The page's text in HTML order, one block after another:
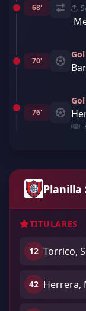
68'
70'
Gol
76'
Gol
Planilla
TITULARES
12 Torrico,
42 Herrera,